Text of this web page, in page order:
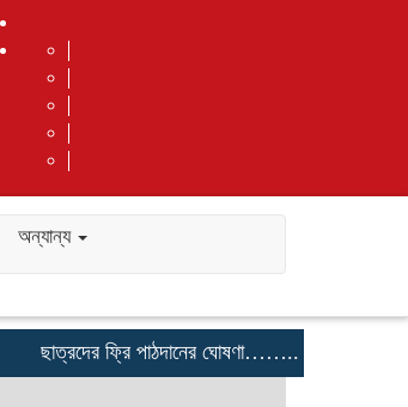
অন্যান্য
ছাত্রদের ফ্রি পাঠদানের ঘোষণা…….. জালালাবাদের